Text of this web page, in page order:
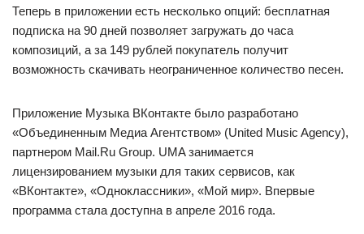
Теперь в приложении есть несколько опций: бесплатная
подписка на 90 дней позволяет загружать до часа
композиций, а за 149 рублей покупатель получит
возможность скачивать неограниченное количество песен.
Приложение Музыка ВКонтакте было разработано
«Объединенным Медиа Агентством» (United Music Agency),
партнером Mail.Ru Group. UMA занимается
лицензированием музыки для таких сервисов, как
«ВКонтакте», «Одноклассники», «Мой мир». Впервые
программа стала доступна в апреле 2016 года.